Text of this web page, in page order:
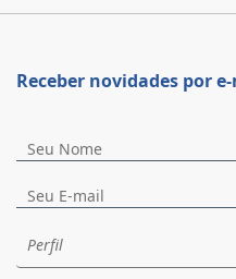
Receber novidades por
Perfil